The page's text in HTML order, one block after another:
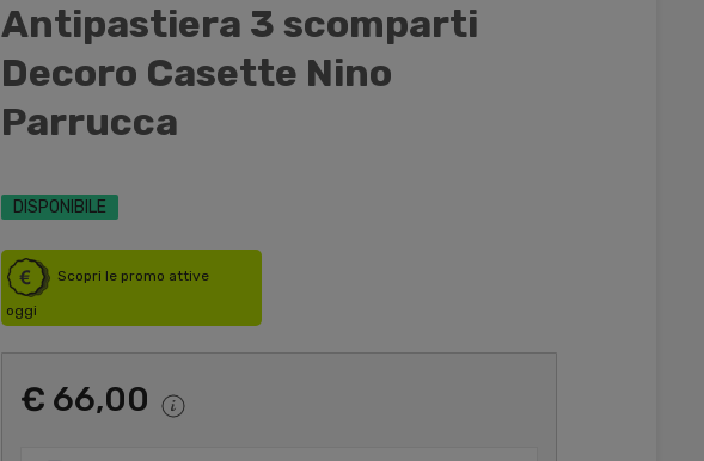
Antipastiera 3 scomparti
Decoro Casette Nino
Parrucca
DISPONIBILE
Scopri le promo attive
oggi
€ 66,00